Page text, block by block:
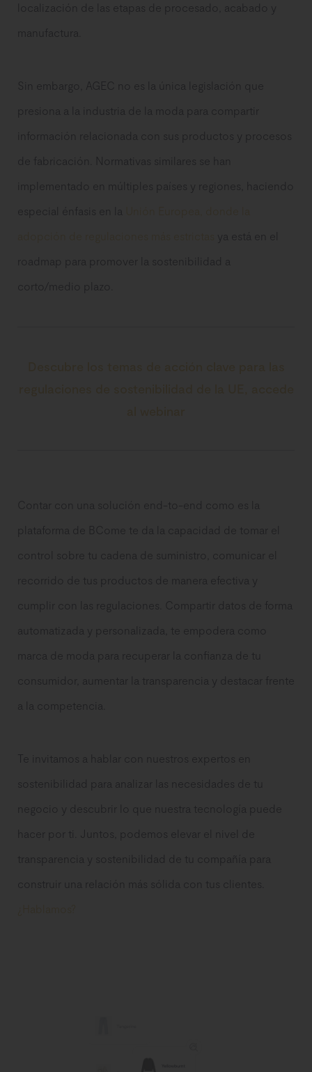
localización de las etapas de procesado, acabado y
manufactura.
Sin embargo, AGEC no es la única legislación que
presiona a la industria de la moda para compartir
información relacionada con sus productos y procesos
de fabricación. Normativas similares se han
implementado en múltiples países y regiones, haciendo
especial énfasis en la
ya está en el
roadmap para promover la sostenibilidad a
corto/medio plazo.
Contar con una solución end-to-end como es la
plataforma de BCome te da la capacidad de tomar el
control sobre tu cadena de suministro, comunicar el
recorrido de tus productos de manera efectiva y
cumplir con las regulaciones. Compartir datos de forma
automatizada y personalizada, te empodera como
marca de moda para recuperar la confianza de tu
consumidor, aumentar la transparencia y destacar frente
a la competencia.
Te invitamos a hablar con nuestros expertos en
sostenibilidad para analizar las necesidades de tu
negocio y descubrir lo que nuestra tecnología puede
hacer por ti. Juntos, podemos elevar el nivel de
transparencia y sostenibilidad de tu compañía para
construir una relación más sólida con tus clientes.